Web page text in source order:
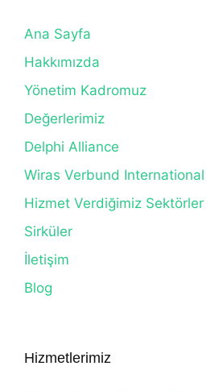
Ana Sayfa
Hakkımızda
Yönetim Kadromuz
Değerlerimiz
Delphi Alliance
Wiras Verbund International
Hizmet Verdiğimiz Sektörler
Sirküler
İletişim
Blog
Hizmetlerimiz